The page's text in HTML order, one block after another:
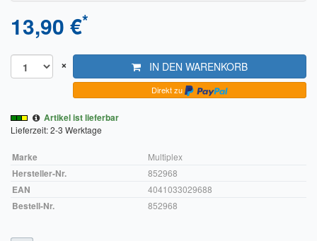
Verfügbarkeitsanzeige
Zahlung und Versand
Widerrufsrecht
Widerrufsbelehrung für den Verkauf von Waren / Muster-
Widerrufsformular
Widerrufsbelehrung für digitale Waren / Muster-
Widerrufsformular
AGB und Kundeninformationen
13,90 €*
× IN DEN WARENKORB
Direkt zu
Artikel ist lieferbar
Lieferzeit: 2-3 Werktage
Marke Multiplex
Hersteller-Nr. 852968
EAN 4041033029688
Bestell-Nr. 852968